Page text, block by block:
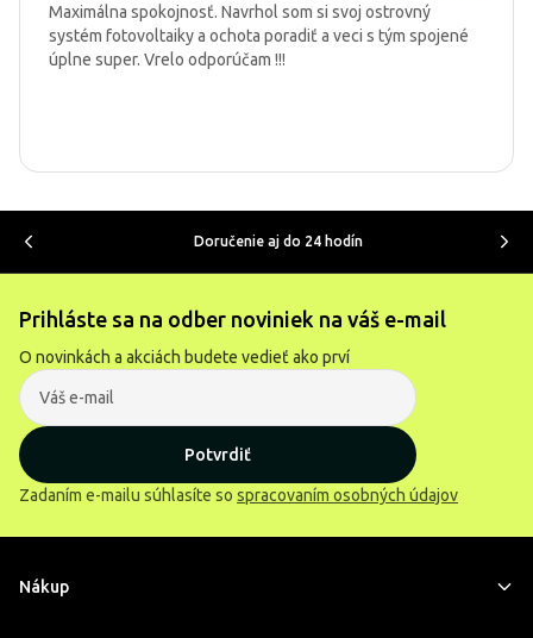
Maximálna spokojnosť. Navrhol som si svoj ostrovný
systém fotovoltaiky a ochota poradiť a veci s tým spojené
úplne super. Vrelo odporúčam !!!
Doručenie aj do 24 hodín
Prihláste sa na odber noviniek na váš e-mail
O novinkách a akciách budete vedieť ako prví
Potvrdiť
Zadaním e-mailu súhlasíte so spracovaním osobných údajov
Nákup